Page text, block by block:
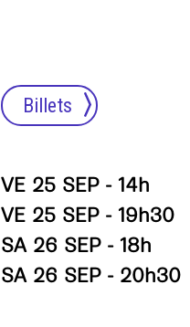
Billets
VE 25 SEP - 14h
VE 25 SEP - 19h30
SA 26 SEP - 18h
SA 26 SEP - 20h30